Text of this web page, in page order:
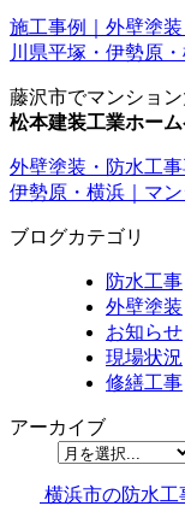
施工事例｜外壁塗
川県平塚・伊勢原
藤沢市でマンショ
松本建装工業ホー
外壁塗装・防水工
伊勢原・横浜｜マ
ブログカテゴリ
防水工事
外壁塗装
お知らせ
現場状況
修繕工事
アーカイブ
横浜市の防水工